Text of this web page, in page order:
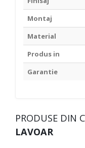
Montaj
Material
Produs in
Garantie
PRODUSE DIN
LAVOAR